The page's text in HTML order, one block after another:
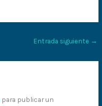
Entrada siguiente →
para publicar un